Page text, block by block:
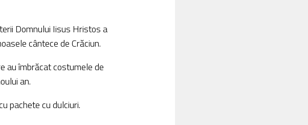
Domnului Iisus Hristos a
cântece de Crăciun.
au îmbrăcat costumele de
an.
pachete cu dulciuri.